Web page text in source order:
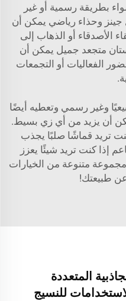
بطريقة رسمية أو غير
وحذاء رياضي يمكن أن
الأصدقاء أو الذهاب إلى
متجعد جميل يمكن أن
الفعاليات أو التجمعات
وغير رسمي وتعطيه أيضًا
أن يزيد من أي زي بسيط.
تريد قماشًا صلبًا يجذب
إذا كنت تريد شيئًا يعزز
متنوعة من الخيارات
عن طبيعتك!
المتعددة
للنسيج